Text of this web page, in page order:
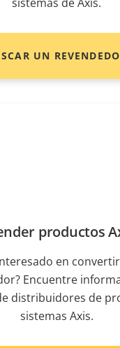
UN
productos
en
Encuentre
distribuidores de
sistemas Axis.